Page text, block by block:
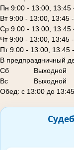
Пн 9:00 - 13:00, 13:45
Вт 9:00 - 13:00, 13:45
Ср 9:00 - 13:00, 13:45
Чт 9:00 - 13:00, 13:45
Пт 9:00 - 13:00, 13:45
В предпраздничный
Сб
Выходной
Вс Выходной
Обед: с 13:00 до 13:45